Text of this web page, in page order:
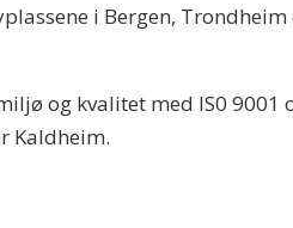
i Bergen, Trondheim
og kvalitet med IS0 9001
Kaldheim.